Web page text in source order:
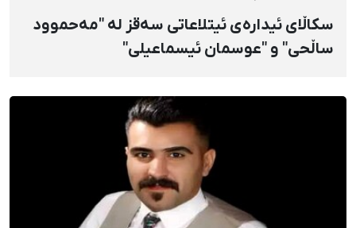
سکاڵای ئیدارەی ئیتلاعاتی سەقز لە "مەحموود
ساڵحی" و "عوسمان ئیسماعیلی"